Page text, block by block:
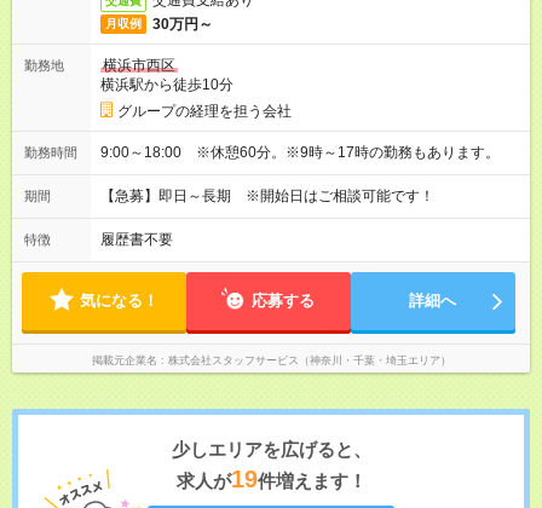
月収例 30万円～
勤務地
横浜市西区
横浜駅から徒歩10分
グループの経理を担う会社
勤務時間 9:00～18:00 ※休憩60分。※9時～17時の勤務もあります。
期間 【急募】即日～長期 ※開始日はご相談可能です！
特徴 履歴書不要
気になる！ 応募する 詳細へ
掲載元企業名 株式会社スタッフサービス（神奈川・千葉・埼玉エリア）
少しエリアを広げると、
求人が19件増えます！